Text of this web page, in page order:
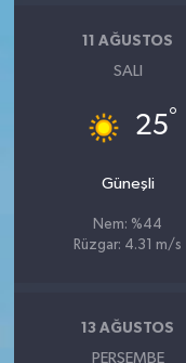
11 AĞUSTOS
SALI
25°
Güneşli
Nem: %44
Rüzgar: 4.31 m/s
13 AĞUSTOS
PERŞEMBE